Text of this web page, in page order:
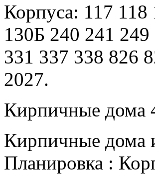
Корпуса: 117
130Б 240 241
331 337 338 826
2027.
Кирпичные дома
Кирпичные дома
Планировка :